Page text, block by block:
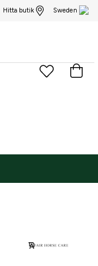
Hitta butik Sweden